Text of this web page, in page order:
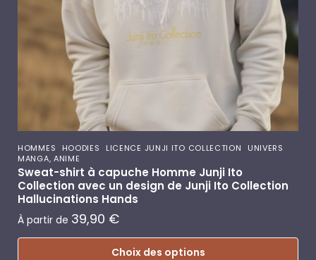
HOMMES, HOODIES, LICENCE JUNJI ITO COLLECTION, UNIVERS
MANGA, ANIME
Sweat-shirt à capuche Homme Junji Ito
Collection avec un design de Junji Ito Collection
Hallucinations Hands
À partir de 39,90 €
Choix des options